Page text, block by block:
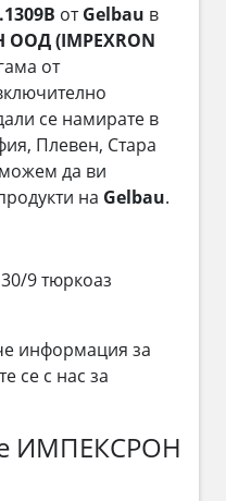
отGelbau в
(IMPEXRON
от
се намирате в
Плевен, Стара
да ви
на Gelbau.
9 тюркоаз
информация за
се с нас за
ИМПЕКСРОН